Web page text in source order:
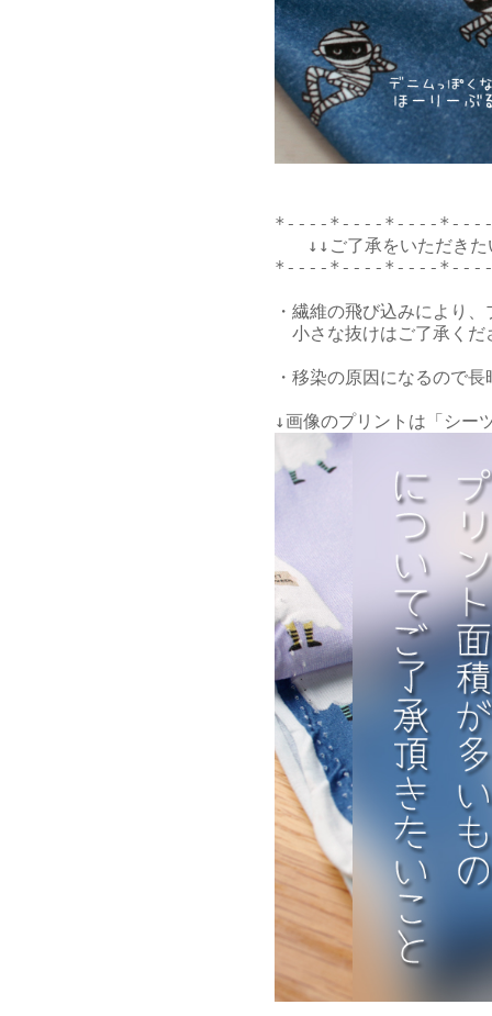
*----*----*----
↓↓ご了承をいただき
*----*----*----
・繊維の飛び込みにより
小さな抜けはご了承くだ
・移染の原因になるので